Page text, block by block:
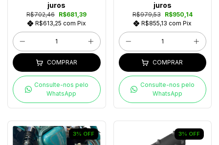
R$702,46 R$681,39
R$613,25 com Pix
juros
COMPRAR
Consulte-nos pelo
WhatsApp
R$979,53
R$950,14
R$855,13 com Pix
juros
COMPRAR
Consulte-nos pelo
WhatsApp
3% OFF 3% OFF